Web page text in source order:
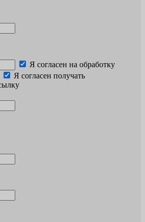
Я согласен на обработку
Я согласен получать